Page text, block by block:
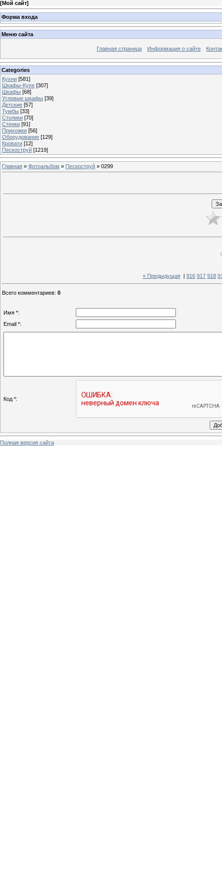
[Мой сайт]
Форма входа
Меню сайта
Главная страница Информация о сайте
Categories
Кухни [581]
Шкафы-Купе [307]
Шкафы [68]
Угловые шкафы [39]
Детские [57]
Тумбы [33]
Столики [70]
Стенки [91]
Прихожки [56]
Оборудование [129]
Кровати [12]
Пескоструй [1219]
Главная » Фотоальбом » Пескоструй » 0299
« Предыдущая 916 917 918
Всего комментариев: 0
Имя *:
Email *:
Код *:
Полная версия сайта